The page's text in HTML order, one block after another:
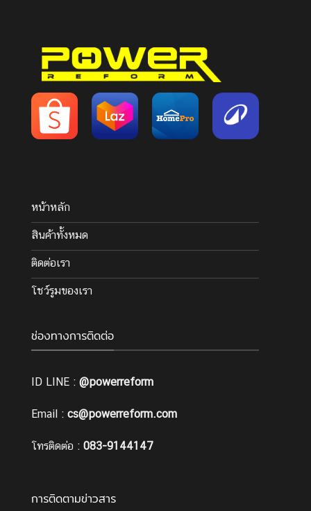
หน้าหลัก
สินค้าทั้งหมด
ติดต่อเรา
โชว์รูมของเรา
ช่องทางการติดต่อ
ID LINE : @powerreform
Email : cs@powerreform.com
โทรติดต่อ : 083-9144147
การติดตามข่าวสาร